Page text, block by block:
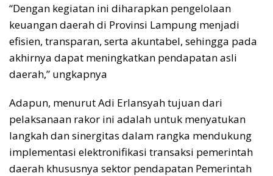
“Dengan kegiatan ini diharapkan pengelolaan
keuangan daerah di Provinsi Lampung menjadi
efisien, transparan, serta akuntabel, sehingga pada
akhirnya dapat meningkatkan pendapatan asli
daerah,” ungkapnya
Adapun, menurut Adi Erlansyah tujuan dari
pelaksanaan rakor ini adalah untuk menyatukan
langkah dan sinergitas dalam rangka mendukung
implementasi elektronifikasi transaksi pemerintah
daerah khususnya sektor pendapatan Pemerintah